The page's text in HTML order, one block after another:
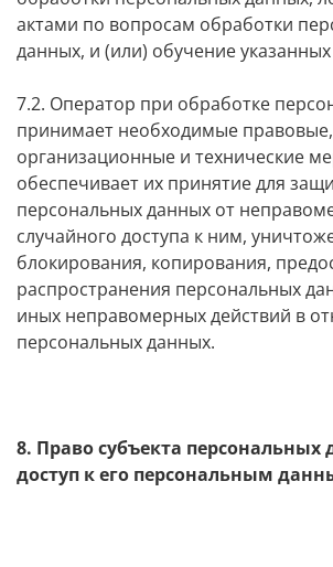
актами по вопросам обработки
данных, и (или) обучение
7.2. Оператор при обработке
принимает необходимые правовые,
организационные и технические
обеспечивает их принятие для
персональных данных от
случайного доступа к ним,
блокирования, копирования,
распространения персональных
иных неправомерных действий в
персональных данных.
8. Право субъекта персональных
доступ к его персональным